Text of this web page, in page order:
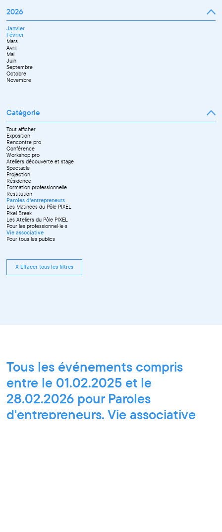
2026
Janvier
Février
Mars
Avril
Mai
Juin
Septembre
Octobre
Novembre
Catégorie
Tout afficher
Exposition
Rencontre pro
Conférence
Workshop pro
Ateliers découverte et stage
Spectacle
Projection
Résidence
Formation professionnelle
Restitution
Paroles d'entrepreneurs
Les Matinées du Pôle PIXEL
Pixel Break
Les Ateliers du Pôle PIXEL
Pour les professionnel·le·s
Vie associative
Pour tous les publics
X Effacer tous les filtres
Tous les événements compris
entre le 01.02.2025 et le
28.02.2026 pour Paroles
d'entrepreneurs, Vie associative